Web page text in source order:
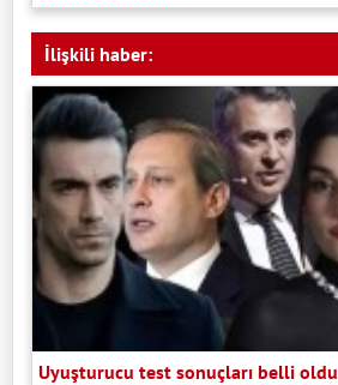
İlişkili haber:
Uyuşturucu test sonuçları belli oldu